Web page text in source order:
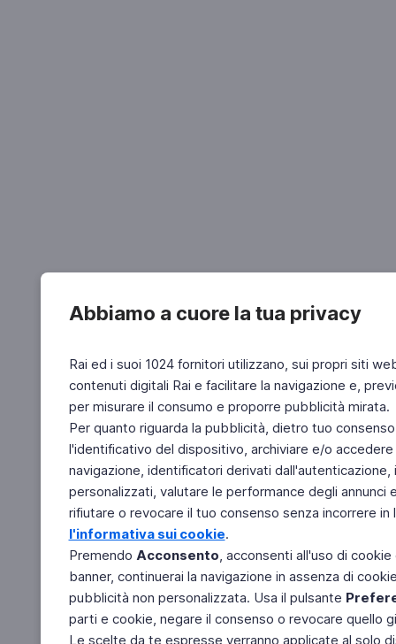
Abbiamo a cuore la tua privacy
Rai ed i suoi 1024 fornitori utilizzano, sui propri siti
contenuti digitali Rai e facilitare la navigazione e,
per misurare il consumo e proporre pubblicità mirata.
Per quanto riguarda la pubblicità, dietro tuo
l'identificativo del dispositivo, archiviare e/o
navigazione, identificatori derivati
personalizzati, valutare le performance degli
rifiutare o revocare il tuo consenso senza incorrere
l'informativa sui cookie.
Premendo Acconsento, acconsenti all'uso di
banner, continuerai la navigazione in assenza di
pubblicità non personalizzata. Usa il pulsante
parti e cookie, negare il consenso o revocare quello
Le scelte da te espresse verranno applicate al solo